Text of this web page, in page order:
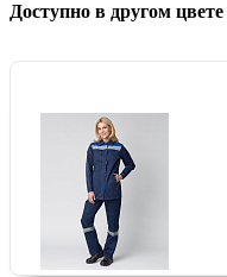
Доступно в другом цвете